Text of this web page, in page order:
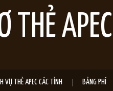
THẺ APEC
VỤ THẺ APEC CÁC TỈNH BẢNG PHÍ